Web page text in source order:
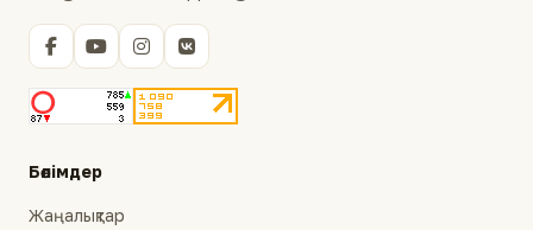
Бөлімдер
Жаңалықтар